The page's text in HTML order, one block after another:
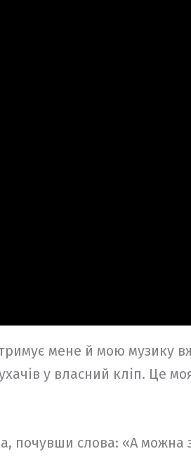
мене й мою музику
у власний кліп. Це
почувши слова: «А